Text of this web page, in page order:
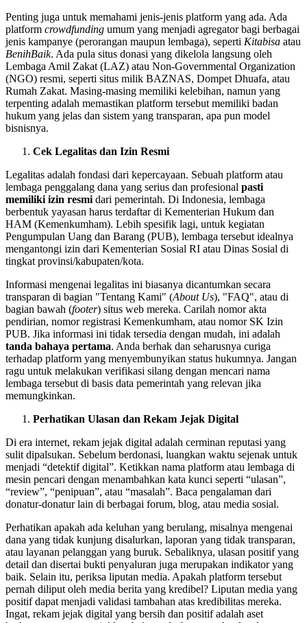
Penting juga untuk memahami jenis-jenis platform yang ada. Ada
platform crowdfunding umum yang menjadi agregator bagi berbagai
jenis kampanye (perorangan maupun lembaga), seperti Kitabisa atau
BenihBaik. Ada pula situs donasi yang dikelola langsung oleh
Lembaga Amil Zakat (LAZ) atau Non-Governmental Organization
(NGO) resmi, seperti situs milik BAZNAS, Dompet Dhuafa, atau
Rumah Zakat. Masing-masing memiliki kelebihan, namun yang
terpenting adalah memastikan platform tersebut memiliki badan
hukum yang jelas dan sistem yang transparan, apa pun model
bisnisnya.
Cek Legalitas dan Izin Resmi
Legalitas adalah fondasi dari kepercayaan. Sebuah platform atau
lembaga penggalang dana yang serius dan profesional pasti
memiliki izin resmi dari pemerintah. Di Indonesia, lembaga
berbentuk yayasan harus terdaftar di Kementerian Hukum dan
HAM (Kemenkumham). Lebih spesifik lagi, untuk kegiatan
Pengumpulan Uang dan Barang (PUB), lembaga tersebut idealnya
mengantongi izin dari Kementerian Sosial RI atau Dinas Sosial di
tingkat provinsi/kabupaten/kota.
Informasi mengenai legalitas ini biasanya dicantumkan secara
transparan di bagian "Tentang Kami" (About Us), "FAQ", atau di
bagian bawah (footer) situs web mereka. Carilah nomor akta
pendirian, nomor registrasi Kemenkumham, atau nomor SK Izin
PUB. Jika informasi ini tidak tersedia dengan mudah, ini adalah
tanda bahaya pertama. Anda berhak dan seharusnya curiga
terhadap platform yang menyembunyikan status hukumnya. Jangan
ragu untuk melakukan verifikasi silang dengan mencari nama
lembaga tersebut di basis data pemerintah yang relevan jika
memungkinkan.
Perhatikan Ulasan dan Rekam Jejak Digital
Di era internet, rekam jejak digital adalah cerminan reputasi yang
sulit dipalsukan. Sebelum berdonasi, luangkan waktu sejenak untuk
menjadi “detektif digital”. Ketikkan nama platform atau lembaga di
mesin pencari dengan menambahkan kata kunci seperti “ulasan”,
“review”, “penipuan”, atau “masalah”. Baca pengalaman dari
donatur-donatur lain di berbagai forum, blog, atau media sosial.
Perhatikan apakah ada keluhan yang berulang, misalnya mengenai
dana yang tidak kunjung disalurkan, laporan yang tidak transparan,
atau layanan pelanggan yang buruk. Sebaliknya, ulasan positif yang
detail dan disertai bukti penyaluran juga merupakan indikator yang
baik. Selain itu, periksa liputan media. Apakah platform tersebut
pernah diliput oleh media berita yang kredibel? Liputan media yang
positif dapat menjadi validasi tambahan atas kredibilitas mereka.
Ingat, rekam jejak digital yang bersih dan positif adalah aset